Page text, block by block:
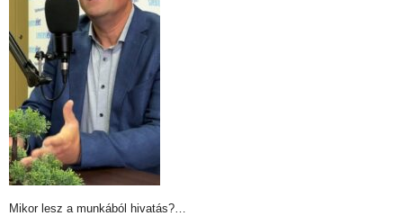
Mikor lesz a munkából hivatás?…